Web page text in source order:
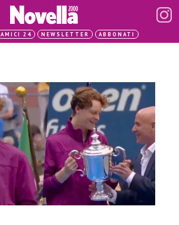
AMICI 24 NEWSLETTER ABBONATI